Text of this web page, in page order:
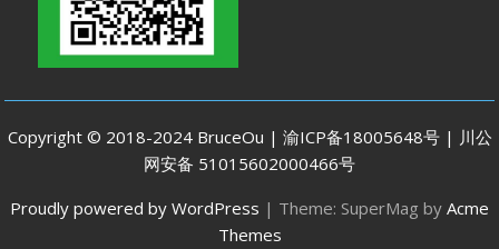
Copyright © 2018-2024 BruceOu | 渝ICP备18005648号 | 川公
网安备 51015602000466号
Proudly powered by WordPress | Theme: SuperMag by Acme
Themes